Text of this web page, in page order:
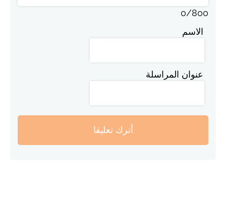
0/800
الاسم
عنوان المراسلة
أترك تعليقا